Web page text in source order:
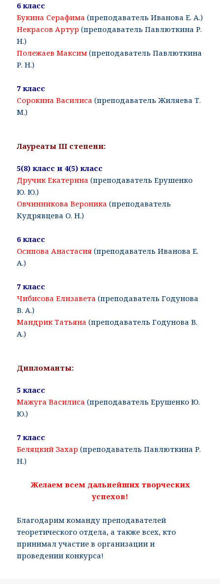
6 класс
Букина Серафима (преподаватель Иванова Е. А.)
Некрасов Артур (преподаватель Павлюткина Р.
Н.)
Полежаев Максим (преподаватель Павлюткина
Р. Н.)
7 класс
Сорокина Василиса (преподаватель Жиляева Т.
М.)
Лауреаты III степени:
5(8) класс и 4(5) класс
Дручик Екатерина (преподаватель Ерушенко
Ю. Ю.)
Овчинникова Вероника (преподаватель
Кудрявцева О. Н.)
6 класс
Осипова Анастасия (преподаватель Иванова Е.
А.)
7 класс
Чибисова Елизавета (преподаватель Годунова
В. А.)
Мандрик Татьяна (преподаватель Годунова В.
А.)
Дипломанты:
5 класс
Мажуга Василиса (преподаватель Ерушенко Ю.
Ю.)
7 класс
Беляцкий Захар (преподаватель Павлюткина Р.
Н.)
Желаем всем дальнейших творческих
успехов!
Благодарим команду преподавателей
теоретического отдела, а также всех, кто
принимал участие в организации и
проведении конкурса!